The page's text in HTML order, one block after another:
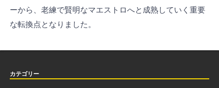
ーから、老練で賢明なマエストロへと成熟していく重要
な転換点となりました。
カテゴリー